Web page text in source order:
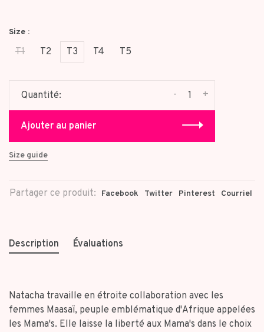
Size :
T1 T2 T3 T4 T5
Quantité: +
-
Ajouter au panier
Size guide
Partager ce produit: Facebook Twitter Pinterest Courriel
Description Évaluations
Natacha travaille en étroite collaboration avec les
femmes Maasaï, peuple emblématique d'Afrique appelées
les Mama's. Elle laisse la liberté aux Mama's dans le choix